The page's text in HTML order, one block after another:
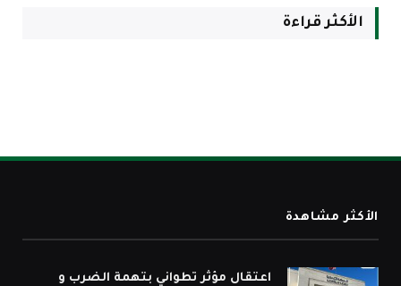
الأكثر قراءة
الأكثر مشاهدة
اعتقال مؤثر تطواني بتهمة الضرب و